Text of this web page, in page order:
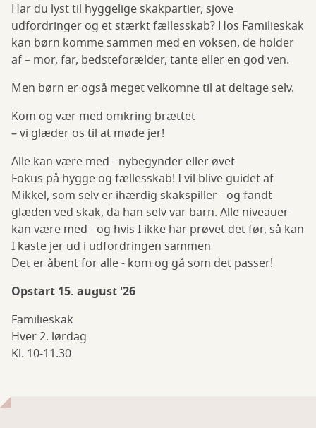
Har du lyst til hyggelige skakpartier, sjove
udfordringer og et stærkt fællesskab? Hos Familieskak
kan børn komme sammen med en voksen, de holder
af – mor, far, bedsteforælder, tante eller en god ven.
Men børn er også meget velkomne til at deltage selv.
Kom og vær med omkring brættet
– vi glæder os til at møde jer!
Alle kan være med - nybegynder eller øvet
Fokus på hygge og fællesskab! I vil blive guidet af
Mikkel, som selv er ihærdig skakspiller - og fandt
glæden ved skak, da han selv var barn. Alle niveauer
kan være med - og hvis I ikke har prøvet det før, så kan
I kaste jer ud i udfordringen sammen
Det er åbent for alle - kom og gå som det passer!
Opstart 15. august '26
Familieskak
Hver 2. lørdag
Kl. 10-11.30